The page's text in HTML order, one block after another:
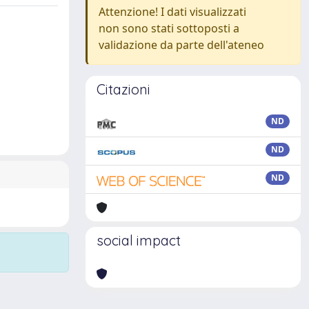
Attenzione! I dati visualizzati
non sono stati sottoposti a
validazione da parte dell'ateneo
Citazioni
ND
ND
ND
social impact